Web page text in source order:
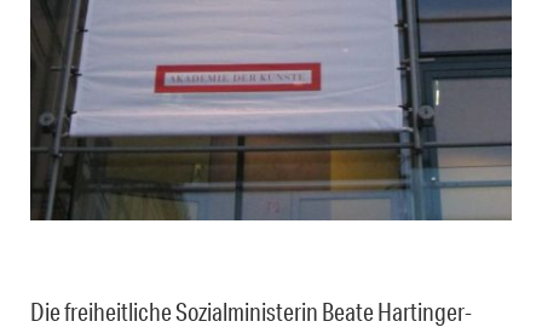
Die freiheitliche Sozialministerin Beate Hartinger-